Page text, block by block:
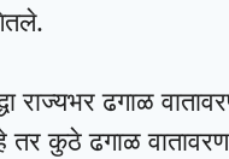
राज्यभर ढगाळ
कुठे ढगाळ